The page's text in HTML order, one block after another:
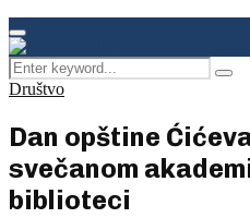
Facebook
Instagram
Youtube
Primary
Menu
Search
for:
Društvo
Dan opštine
svečanom
biblioteci